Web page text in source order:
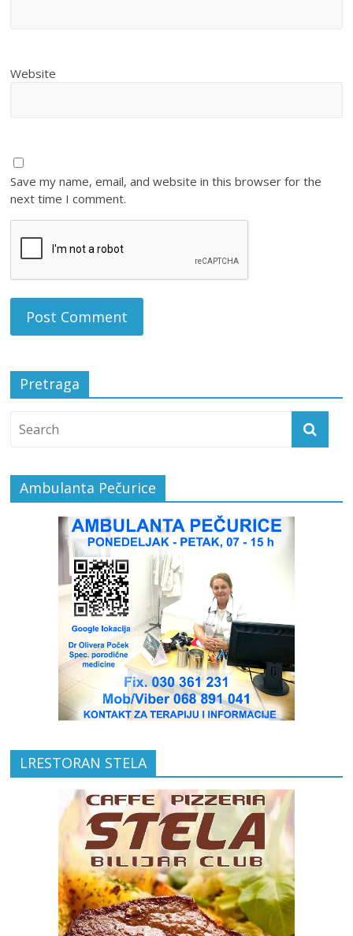
Website
Save my name, email, and website in this browser for the
next time I comment.
Pretraga
Ambulanta Pečurice
LRESTORAN STELA